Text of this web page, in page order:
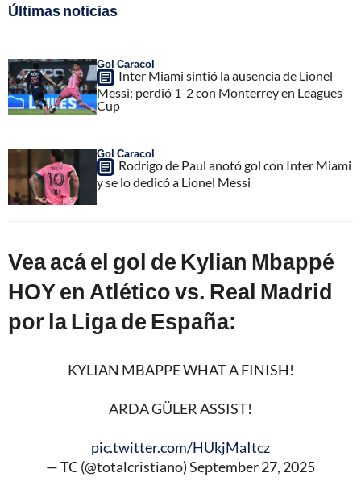
Últimas noticias
Gol Caracol
Inter Miami sintió la ausencia de Lionel
Messi; perdió 1-2 con Monterrey en Leagues
Cup
Gol Caracol
Rodrigo de Paul anotó gol con Inter Miami
y se lo dedicó a Lionel Messi
Vea acá el gol de Kylian Mbappé
HOY en Atlético vs. Real Madrid
por la Liga de España:
KYLIAN MBAPPE WHAT A FINISH!
ARDA GÜLER ASSIST!
pic.twitter.com/HUkjMaItcz
— TC (@totalcristiano)September 27, 2025